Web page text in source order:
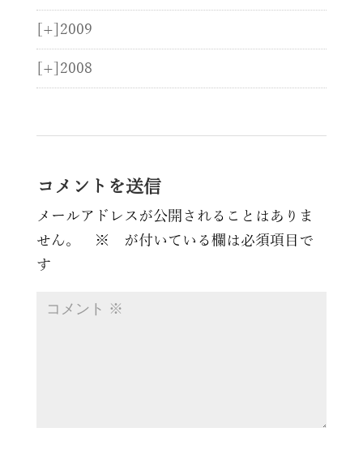
[+] 2009
[+] 2008
コメントを送信
メールアドレスが公開されることはありま
せん。
※ が付いている欄は必須項目で
す